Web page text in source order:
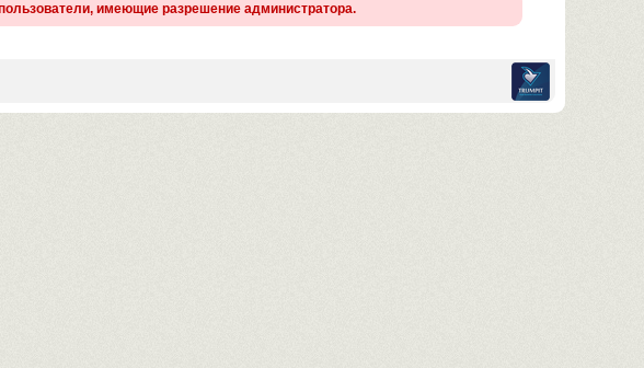
имеющие разрешение администратора.